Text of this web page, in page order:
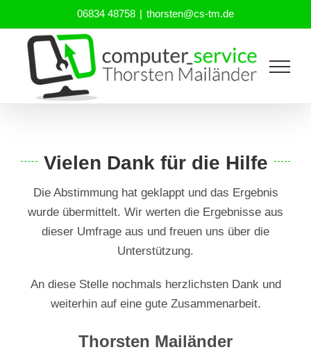
Inhalt
springen
06834 48758 | thorsten@cs-tm.de
Vielen Dank für die Hilfe
Die Abstimmung hat geklappt und das Ergebnis
wurde übermittelt. Wir werten die Ergebnisse aus
dieser Umfrage aus und freuen uns über die
Unterstützung.
An diese Stelle nochmals herzlichsten Dank und
weiterhin auf eine gute Zusammenarbeit.
Thorsten Mailänder